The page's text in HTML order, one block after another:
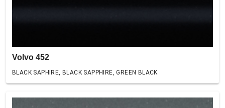
Volvo 452
BLACK SAPHIRE, BLACK SAPPHIRE, GREEN BLACK